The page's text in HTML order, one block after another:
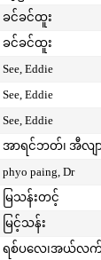
ခင်ခင်ထူး
ခင်ခင်ထူး
See, Eddie
See, Eddie
See, Eddie
အာရင်ဘတ်၊ အီလျ
phyo paing, Dr
မြသန်းတင့်
မြင့်သန်း
ရစ်ပလေ၊အယ်လက်ဇ